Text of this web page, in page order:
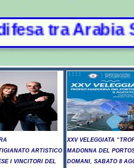
ARTISTICO
I VINCITORI DEL
XXV VELEGGIATA
MADONNA DEL
DOMANI, SABATO 8